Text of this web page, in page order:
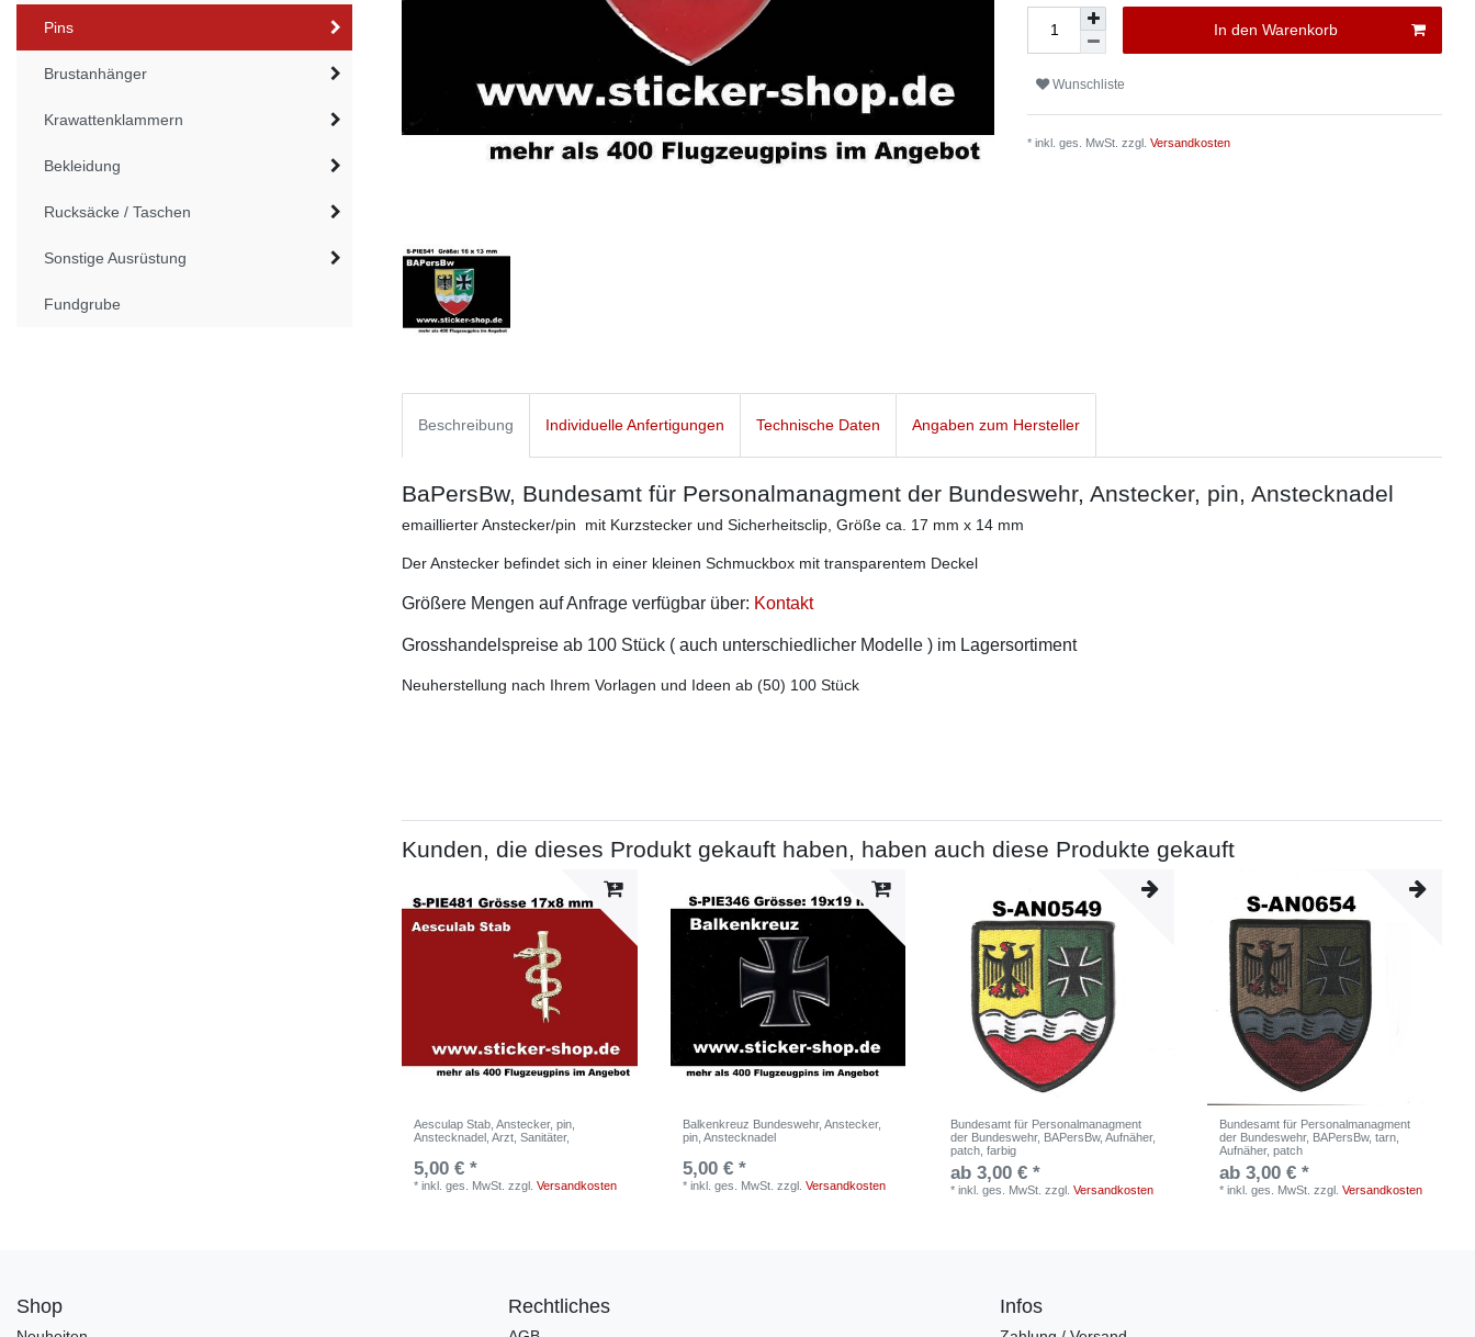
Pins
Brustanhänger
Krawattenklammern
Bekleidung
Rucksäcke / Taschen
Sonstige Ausrüstung
Fundgrube
In den Warenkorb
Wunschliste
* inkl. ges. MwSt. zzgl.Versandkosten
Beschreibung Individuelle Anfertigungen Technische Daten Angaben zum Hersteller
BaPersBw, Bundesamt für Personalmanagment der Bundeswehr, Anstecker, pin, Anstecknadel
emaillierter Anstecker/pin mit Kurzstecker und Sicherheitsclip, Größe ca. 17 mm x 14 mm
Der Anstecker befindet sich in einer kleinen Schmuckbox mit transparentem Deckel
Größere Mengen auf Anfrage verfügbar über: Kontakt
Grosshandelspreise ab 100 Stück ( auch unterschiedlicher Modelle ) im Lagersortiment
Neuherstellung nach Ihrem Vorlagen und Ideen ab (50) 100 Stück
Kunden, die dieses Produkt gekauft haben, haben auch diese Produkte gekauft
Aesculap Stab, Anstecker, pin,
Anstecknadel, Arzt, Sanitäter,
5,00 € *
*inkl. ges. MwSt. zzgl.Versandkosten
Balkenkreuz Bundeswehr, Anstecker,
pin, Anstecknadel
5,00 € *
* inkl. ges. MwSt. zzgl. Versandkosten
Bundesamt für Personalmanagment
der Bundeswehr, BAPersBw, Aufnäher,
patch, farbig
ab 3,00 € *
*inkl. ges. MwSt. zzgl.Versandkosten
Bundesamt für Personalmanagment
der Bundeswehr, BAPersBw, tarn,
Aufnäher, patch
ab 3,00 € *
* inkl. ges. MwSt. zzgl. Versandkosten
Shop Rechtliches Infos